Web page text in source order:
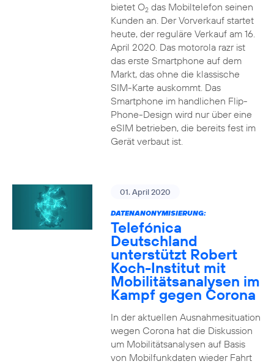
bietet O2das Mobiltelefon seinen
Kunden an. Der Vorverkauf startet
heute, der reguläre Verkauf am 16.
April 2020. Das motorola razr ist
das erste Smartphone auf dem
Markt, das ohne die klassische
SIM-Karte auskommt. Das
Smartphone im handlichen Flip-
Phone-Design wird nur über eine
eSIM betrieben, die bereits fest im
Gerät verbaut ist.
01. April 2020
DATENANONYMISIERUNG:
Telefónica
Deutschland
unterstützt Robert
Koch-Institut mit
Mobilitätsanalysen im
Kampf gegen Corona
In der aktuellen Ausnahmesituation
wegen Corona hat die Diskussion
um Mobilitätsanalysen auf Basis
von Mobilfunkdaten wieder Fahrt